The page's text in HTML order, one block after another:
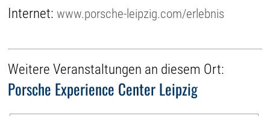
Internet:www.porsche-leipzig.com/erlebnis
Weitere Veranstaltungen an diesem Ort:
Porsche Experience Center Leipzig